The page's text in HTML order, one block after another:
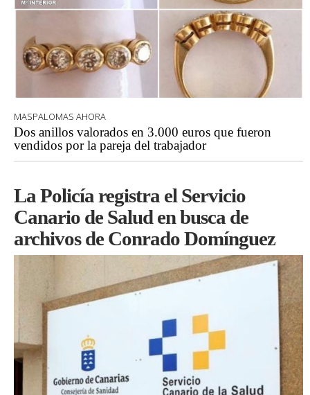
MASPALOMAS AHORA
Dos anillos valorados en 3.000 euros que fueron
vendidos por la pareja del trabajador
La Policía registra el Servicio
Canario de Salud en busca de
archivos de Conrado Domínguez